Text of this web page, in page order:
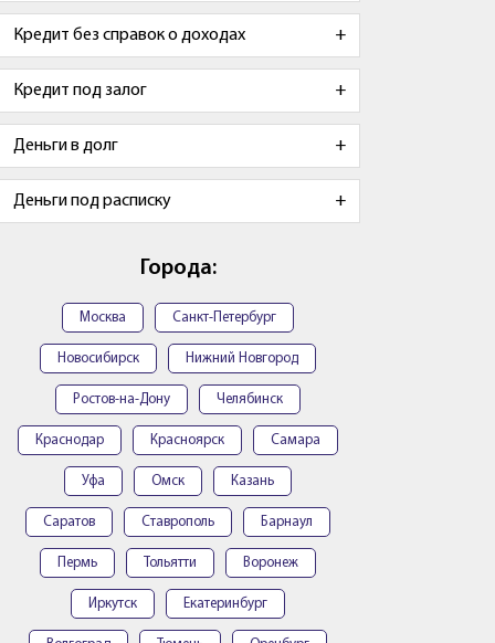
Кредит без справок о доходах
Кредит под залог
Деньги в долг
Деньги под расписку
Города:
Москва Санкт-Петербург
Новосибирск Нижний Новгород
Ростов-на-Дону Челябинск
Краснодар Красноярск Самара
Уфа Омск Казань
Саратов Ставрополь Барнаул
Пермь Тольятти Воронеж
Иркутск Екатеринбург